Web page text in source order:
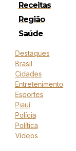
Receitas
Região
Saúde
Destaques
Brasil
Cidades
Entretenimento
Esportes
Piauí
Polícia
Política
Vídeos